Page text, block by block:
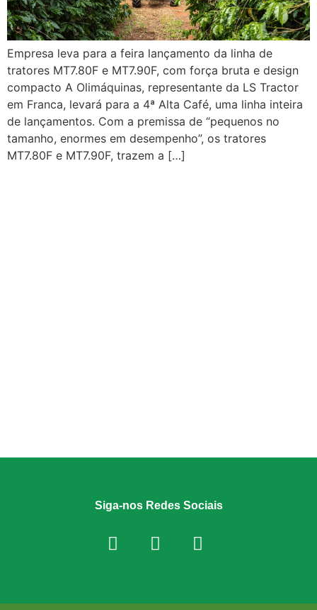
Empresa leva para a feira lançamento da linha de
tratores MT7.80F e MT7.90F, com força bruta e design
compacto A Olimáquinas, representante da LS Tractor
em Franca, levará para a 4ª Alta Café, uma linha inteira
de lançamentos. Com a premissa de “pequenos no
tamanho, enormes em desempenho”, os tratores
MT7.80F e MT7.90F, trazem a […]
Siga-nos Redes Sociais